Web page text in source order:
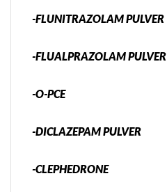
-FLUNITRAZOLAM PULVER
-FLUALPRAZOLAM PULVER
-O-PCE
-DICLAZEPAM PULVER
-CLEPHEDRONE